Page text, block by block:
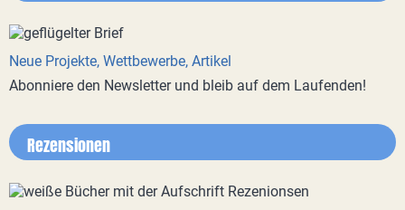
Neue Projekte, Wettbewerbe, Artikel
Abonniere den Newsletter und bleib auf dem Laufenden!
Rezensionen